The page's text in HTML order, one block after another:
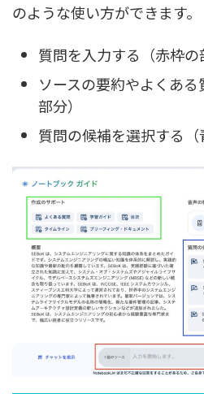
のような使い方ができます。
質問を入力する（赤枠の
ソースの要約やよくあ
部分）
質問の候補を選択する（